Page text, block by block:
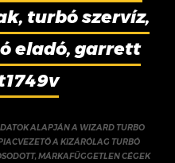
turbó szervíz,
eladó, garrett
ALAPJÁN A WIZARD TURBO
A KIZÁRÓLAG TURBÓ
MÁRKAFÜGGETLEN CÉGEK